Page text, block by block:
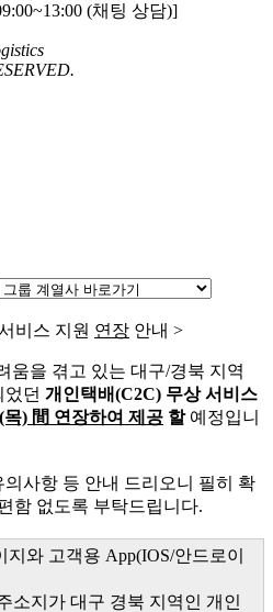
(채팅 상담)]
비스 지원 연장 안내 >
움을 겪고 있는 대구/경북 지역
던 개인택배(C2C) 무상 서비스
목) 間 연장하여 제공 할예정입니
사항 등 안내 드리오니 필히 확
함 없도록 부탁드립니다.
와 고객용 App(IOS/안드로이
소지가 대구 경북 지역인 개인